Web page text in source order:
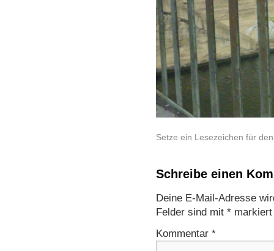
Setze ein Lesezeichen für
Schreibe einen
Deine E-Mail-Adresse
Felder sind mit * markiert
Kommentar *